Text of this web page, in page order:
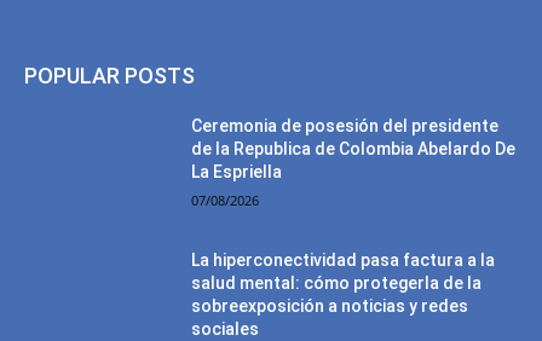
POPULAR POSTS
Ceremonia de posesión del presidente
de la Republica de Colombia Abelardo De
La Espriella
07/08/2026
La hiperconectividad pasa factura a la
salud mental: cómo protegerla de la
sobreexposición a noticias y redes
sociales